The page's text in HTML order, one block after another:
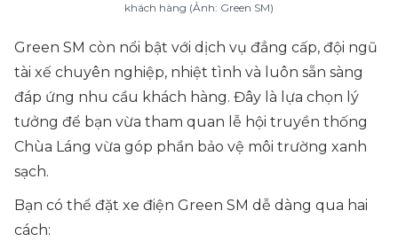
khách hàng (Ảnh: Green SM)
Green SM còn nổi bật với dịch vụ đẳng cấp, đội ngũ
tài xế chuyên nghiệp, nhiệt tình và luôn sẵn sàng
đáp ứng nhu cầu khách hàng. Đây là lựa chọn lý
tưởng để bạn vừa tham quan lễ hội truyền thống
Chùa Láng vừa góp phần bảo vệ môi trường xanh
sạch.
Bạn có thể đặt xe điện Green SM dễ dàng qua hai
cách: